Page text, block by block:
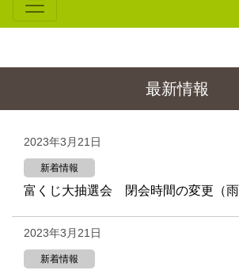
最新情報
2023年3月21日
新着情報
富くじ大抽選会 閉会時間の変更（雨
2023年3月21日
新着情報